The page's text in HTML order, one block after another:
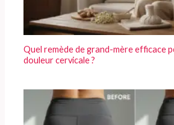
Quel remède de grand-mère efficace
douleur cervicale ?